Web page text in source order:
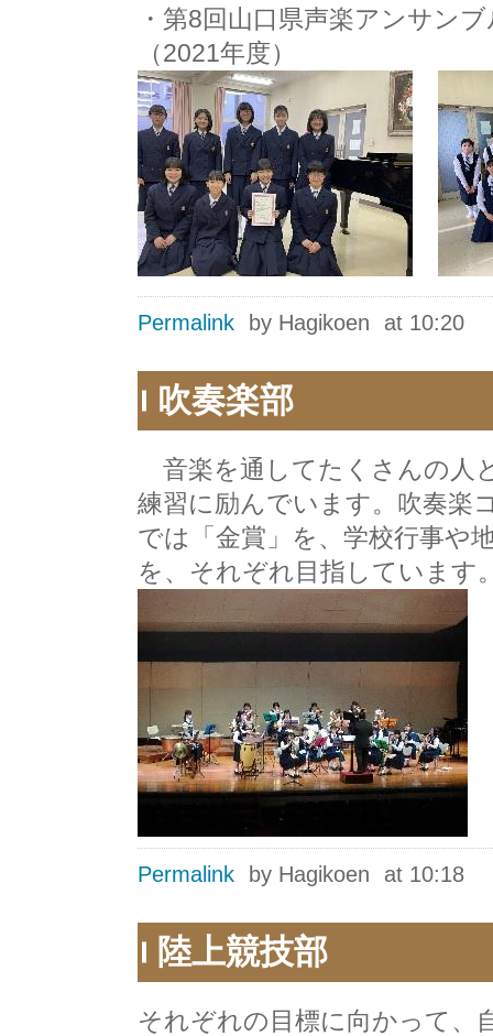
・第8回山口県声楽アンサン
（2021年度）
Permalink by Hagikoen at 10:20
吹奏楽部
音楽を通してたくさんの人
練習に励んでいます。吹奏楽
では「金賞」を、学校行事や
を、それぞれ目指しています
Permalink by Hagikoen at 10:18
陸上競技部
それぞれの目標に向かって、